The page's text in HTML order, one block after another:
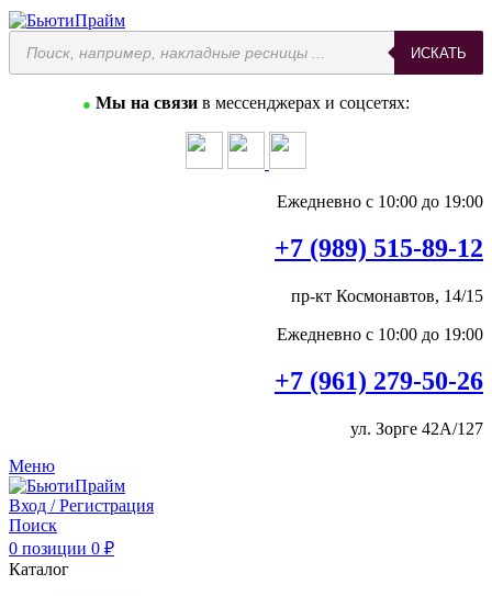
Поиск
товаров
ИСКАТЬ
● Мы на связи в мессенджерах и соцсетях:
Ежедневно с 10:00 до 19:00
+7 (989) 515-89-12
пр-кт Космонавтов, 14/15
Ежедневно с 10:00 до 19:00
+7 (961) 279-50-26
ул. Зорге 42А/127
Меню
Вход / Регистрация
Поиск
0 позиции 0 ₽
Каталог